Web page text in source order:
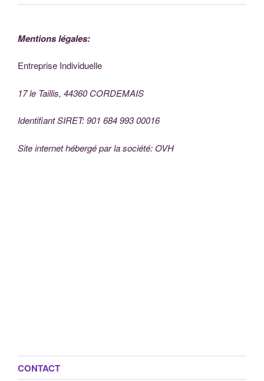
Mentions légales:
Entreprise Individuelle
17 le Taillis, 44360 CORDEMAIS
Identifiant SIRET: 901 684 993 00016
Site internet hébergé par la société: OVH
CONTACT